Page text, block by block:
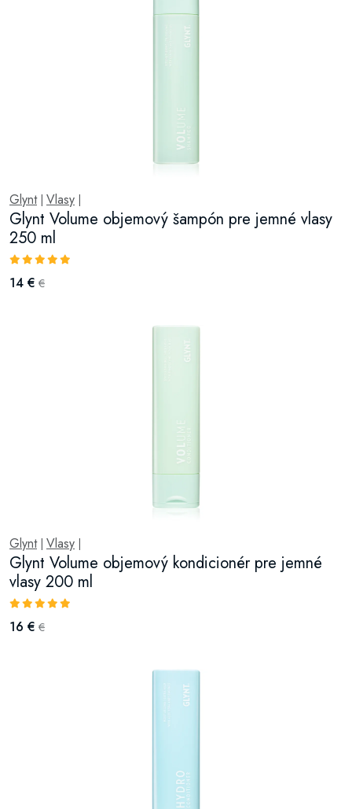
Glynt| Vlasy
Glynt Volume objemový šampón pre jemné vlasy
250 ml
14 € €
Glynt| Vlasy
Glynt Volume objemový kondicionér pre jemné
vlasy 200 ml
16 € €